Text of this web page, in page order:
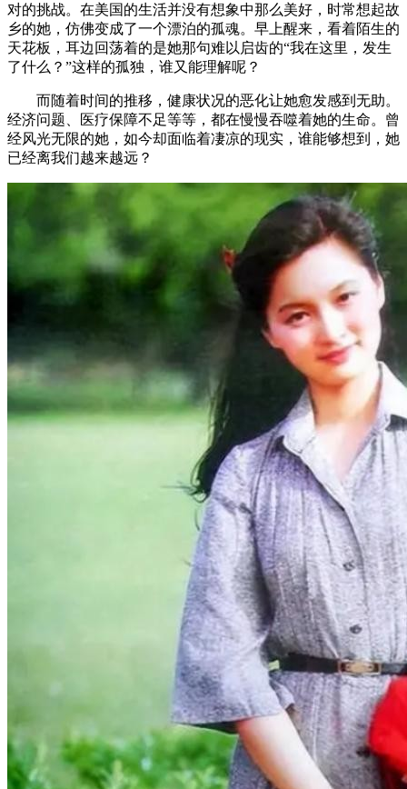
对的挑战。在美国的生活并没有想象中那么美好，时常想起故
乡的她，仿佛变成了一个漂泊的孤魂。早上醒来，看着陌生的
天花板，耳边回荡着的是她那句难以启齿的“我在这里，发生
了什么？”这样的孤独，谁又能理解呢？
而随着时间的推移，健康状况的恶化让她愈发感到无助。
经济问题、医疗保障不足等等，都在慢慢吞噬着她的生命。曾
经风光无限的她，如今却面临着凄凉的现实，谁能够想到，她
已经离我们越来越远？